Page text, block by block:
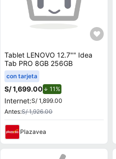
Tablet LENOVO 12.7"" Idea
Tab PRO 8GB 256GB
con tarjeta
S/ 1,699.00 11%
Internet:S/ 1,899.00
Antes:S/ 1,926.00
Plazavea